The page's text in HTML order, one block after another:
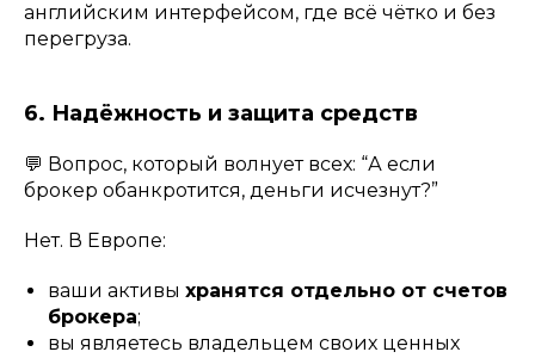
английским интерфейсом, где всё чётко и без
перегруза.
6. Надёжность и защита средств
💬 Вопрос, который волнует всех: “А если
брокер обанкротится, деньги исчезнут?”
Нет. В Европе:
ваши активы хранятся отдельно от счетов
брокера;
вы являетесь владельцем своих ценных